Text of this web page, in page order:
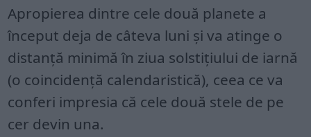
Apropierea dintre cele două planete a
început deja de câteva luni şi va atinge o
distanţă minimă în ziua solstiţiului de iarnă
(o coincidenţă calendaristică), ceea ce va
conferi impresia că cele două stele de pe
cer devin una.